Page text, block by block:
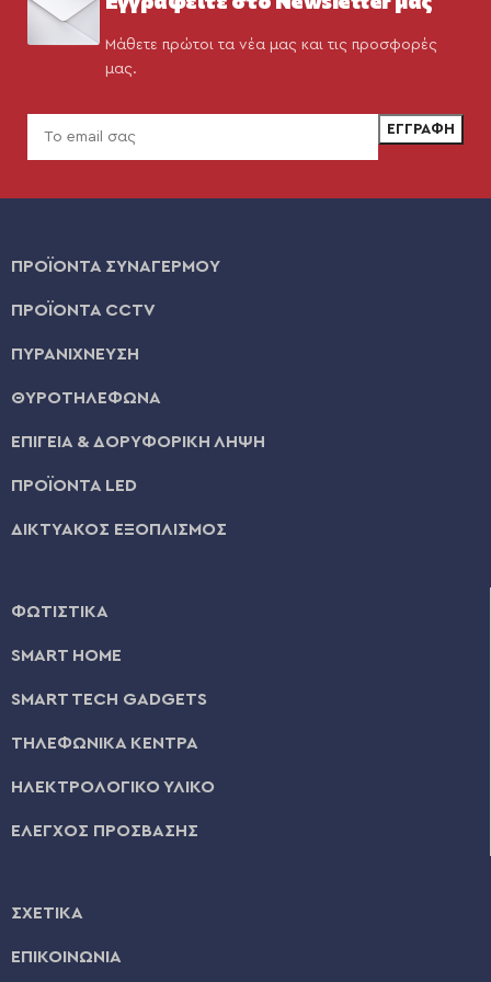
Μάθετε πρώτοι τα νέα μας και τις προσφορές
μας.
ΠΡΟΪΟΝΤΑ ΣΥΝΑΓΕΡΜΟΥ
ΠΡΟΪΟΝΤΑ CCTV
ΠΥΡΑΝΙΧΝΕΥΣΗ
ΘΥΡΟΤΗΛΕΦΩΝΑ
ΕΠΙΓΕΙΑ & ΔΟΡΥΦΟΡΙΚΗ ΛΗΨΗ
ΠΡΟΪΟΝΤΑ LED
ΔΙΚΤΥΑΚΟΣ ΕΞΟΠΛΙΣΜΟΣ
ΦΩΤΙΣΤΙΚΑ
SMART HOME
SMART TECH GADGETS
ΤΗΛΕΦΩΝΙΚΑ ΚΕΝΤΡΑ
ΗΛΕΚΤΡΟΛΟΓΙΚΟ ΥΛΙΚΟ
ΕΛΕΓΧΟΣ ΠΡΟΣΒΑΣΗΣ
ΣΧΕΤΙΚΑ
ΕΠΙΚΟΙΝΩΝΙΑ